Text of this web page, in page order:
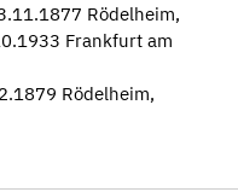
Rödelheim,
Frankfurt am
Rödelheim,